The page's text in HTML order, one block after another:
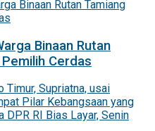
Binaan Rutan
Cerdas